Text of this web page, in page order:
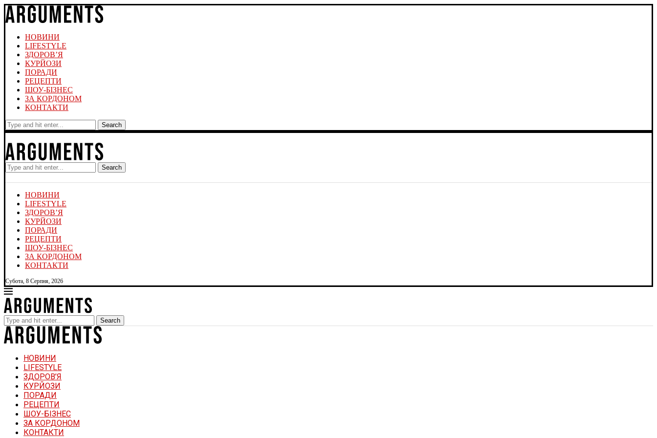
НОВИНИ
LIFESTYLE
ЗДОРОВ’Я
КУРЙОЗИ
ПОРАДИ
РЕЦЕПТИ
ШОУ-БІЗНЕС
ЗА КОРДОНОМ
КОНТАКТИ
Search
Search
НОВИНИ
LIFESTYLE
ЗДОРОВ’Я
КУРЙОЗИ
ПОРАДИ
РЕЦЕПТИ
ШОУ-БІЗНЕС
ЗА КОРДОНОМ
КОНТАКТИ
Субота, 8 Серпня, 2026
Search
НОВИНИ
LIFESTYLE
ЗДОРОВ’Я
КУРЙОЗИ
ПОРАДИ
РЕЦЕПТИ
ШОУ-БІЗНЕС
ЗА КОРДОНОМ
КОНТАКТИ